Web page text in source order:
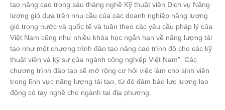
tạo nâng cao trong sáu tháng nghề Kỹ thuật viên Dịch vụ Năng
lượng gió dựa trên nhu cầu của các doanh nghiệp năng lượng
gió trong nước và quốc tế và tuân theo các yêu cầu pháp lý của
Việt Nam cũng như nhiều khóa học ngắn hạn về năng lượng tái
tạo như một chương trình đào tạo nâng cao trình độ cho các kỹ
thuật viên và kỹ sư của ngành công nghiệp Việt Nam”. Các
chương trình đào tạo sẽ mở rộng cơ hội việc làm cho sinh viên
trong lĩnh vực năng lượng tái tạo, từ đó đảm bảo lực lượng lao
động có tay nghề cho ngành tại địa phương.